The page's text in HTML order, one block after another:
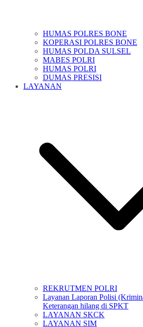
HUMAS POLRES BONE
KOPERASI POLRES BONE
HUMAS POLDA SULSEL
MABES POLRI
HUMAS POLRI
DUMAS PRESISI
LAYANAN
REKRUTMEN POLRI
Layanan Laporan Polisi
Keterangan hilang di SPKT
LAYANAN SKCK
LAYANAN SIM